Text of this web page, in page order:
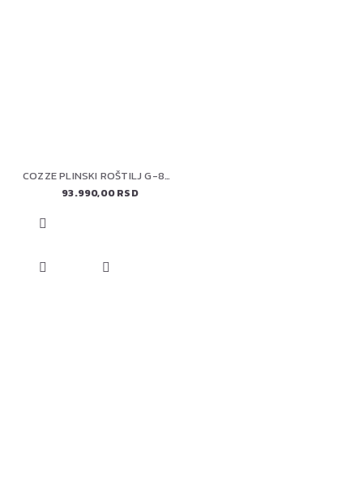
COZZE PLINSKI ROŠTILJ G-800 PLANCHA (90516)
93.990,00 RSD